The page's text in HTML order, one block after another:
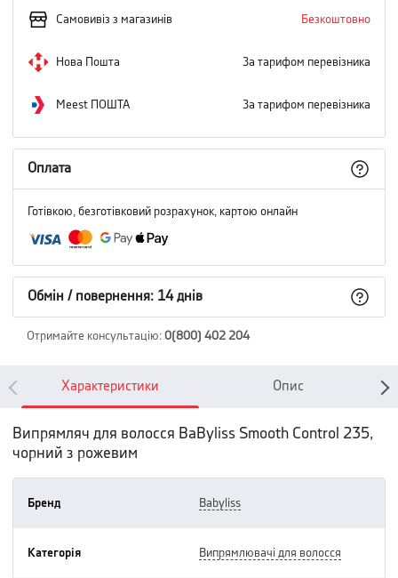
Самовивіз з магазинів Безкоштовно
Нова Пошта За тарифом перевізника
Meest ПОШТА За тарифом перевізника
Оплата
Готівкою, безготівковий розрахунок, картою онлайн
Обмін / повернення: 14 днів
Отримайте консультацію: 0(800) 402 204
Характеристики Опис
Випрямляч для волосся BaByliss Smooth Control 235,
чорний з рожевим
Бренд babyliss
Категорія випрямлювачі для волосся